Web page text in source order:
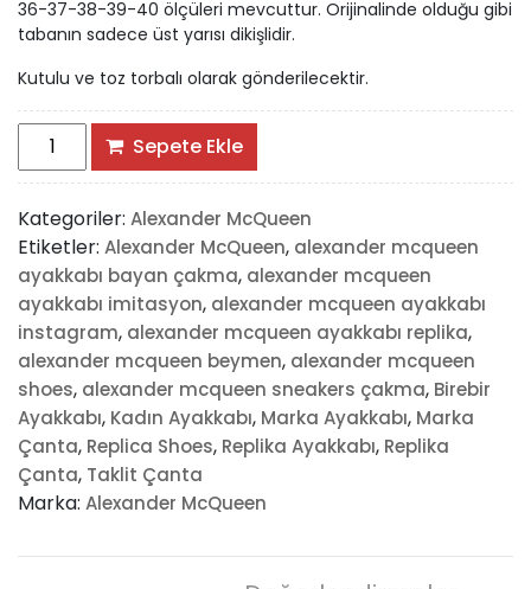
36-37-38-39-40 ölçüleri mevcuttur. Orijinalinde olduğu gibi
tabanın sadece üst yarısı dikişlidir.
Kutulu ve toz torbalı olarak gönderilecektir.
Alexander
McQueen
Hakiki
Deri
Bayan
Sneaker
adet
Sepete Ekle
Kategoriler: Alexander McQueen
Etiketler: Alexander McQueen, alexander mcqueen
ayakkabı bayan çakma, alexander mcqueen
ayakkabı imitasyon, alexander mcqueen ayakkabı
instagram, alexander mcqueen ayakkabı replika,
alexander mcqueen beymen, alexander mcqueen
shoes, alexander mcqueen sneakers çakma, Birebir
Ayakkabı, Kadın Ayakkabı, Marka Ayakkabı, Marka
Çanta, Replica Shoes, Replika Ayakkabı, Replika
Çanta, Taklit Çanta
Marka: Alexander McQueen